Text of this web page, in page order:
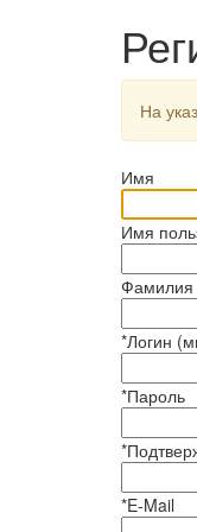
На
Имя
Имя
Фамилия
*Логин
*Пароль
*
*E-Mail